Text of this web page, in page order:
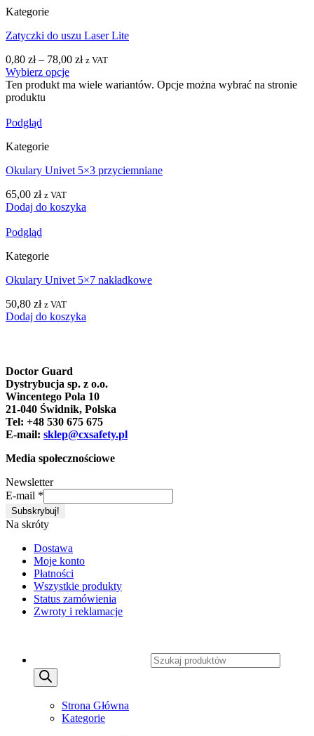
Kategorie
Zatyczki do uszu Laser Lite
0,80 zł– 78,00 zł z VAT
Wybierz opcje
Ten produkt ma wiele wariantów. Opcje można wybrać na stronie
produktu
Podgląd
Kategorie
Okulary Univet 5×3 przyciemniane
65,00 zł z VAT
Dodaj do koszyka
Podgląd
Kategorie
Okulary Univet 5×7 nakładkowe
50,80 zł z VAT
Dodaj do koszyka
Doctor Guard
Dystrybucja sp. z o.o.
Wincentego Pola 10
21-040 Świdnik, Polska
Tel: +48 530 675 675
E-mail: sklep@cxsafety.pl
Media społecznościowe
Newsletter
E-mail *
Na skróty
Dostawa
Moje konto
Płatności
Wszystkie produkty
Status zamówienia
Zwroty i reklamacje
Strona Główna
Kategorie